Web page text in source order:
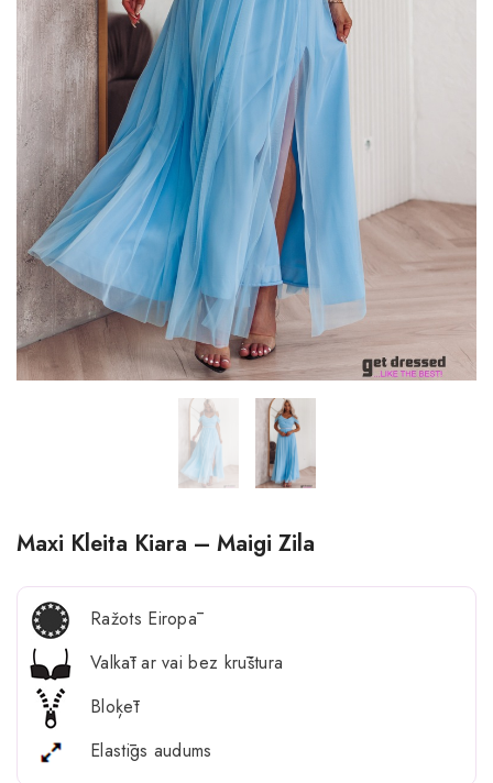
Maxi Kleita Kiara – Maigi Zila
Ražots Eiropā
Valkāt ar vai bez krūštura
Bloķēt
Elastīgs audums